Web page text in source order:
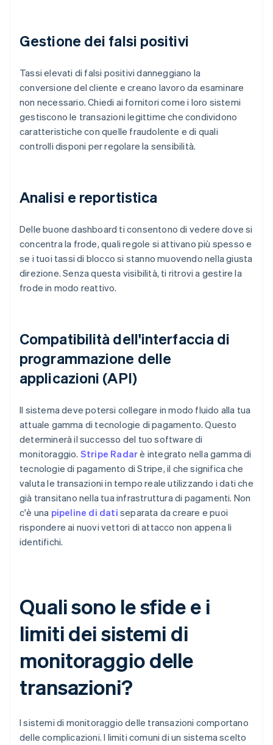
Gestione dei falsi positivi
Tassi elevati di falsi positivi danneggiano la
conversione del cliente e creano lavoro da esaminare
non necessario. Chiedi ai fornitori come i loro sistemi
gestiscono le transazioni legittime che condividono
caratteristiche con quelle fraudolente e di quali
controlli disponi per regolare la sensibilità.
Analisi e reportistica
Delle buone dashboard ti consentono di vedere dove si
concentra la frode, quali regole si attivano più spesso e
se i tuoi tassi di blocco si stanno muovendo nella giusta
direzione. Senza questa visibilità, ti ritrovi a gestire la
frode in modo reattivo.
Compatibilità dell'interfaccia di
programmazione delle
applicazioni (API)
Il sistema deve potersi collegare in modo fluido alla tua
attuale gamma di tecnologie di pagamento. Questo
determinerà il successo del tuo software di
monitoraggio. Stripe Radarè integrato nella gamma di
tecnologie di pagamento di Stripe, il che significa che
valuta le transazioni in tempo reale utilizzando i dati che
già transitano nella tua infrastruttura di pagamenti. Non
c'è una pipeline di dati separata da creare e puoi
rispondere ai nuovi vettori di attacco non appena li
identifichi.
Quali sono le sfide e i
limiti dei sistemi di
monitoraggio delle
transazioni?
I sistemi di monitoraggio delle transazioni comportano
delle complicazioni. I limiti comuni di un sistema scelto